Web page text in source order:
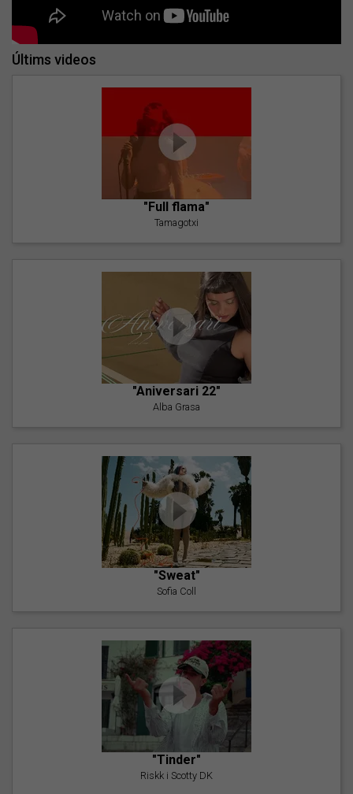
Últims videos
"Full flama"
Tamagotxi
"Aniversari 22"
Alba Grasa
"Sweat"
Sofia Coll
"Tinder"
Riskk i Scotty DK